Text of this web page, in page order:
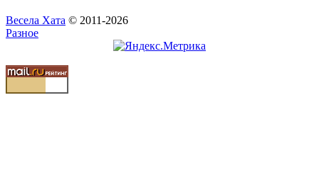
Весела Хата © 2011-2026
Разное